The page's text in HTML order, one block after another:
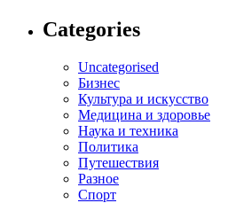
Categories
Uncategorised
Бизнес
Культура и искусство
Медицина и здоровье
Наука и техника
Политика
Путешествия
Разное
Спорт